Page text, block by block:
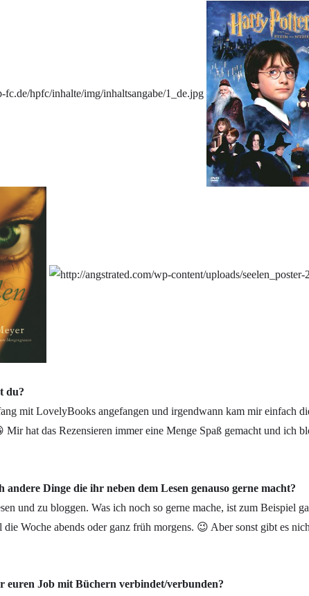
du?
mit LovelyBooks angefangen und irgendwann kam mir einfach
Mir hat das Rezensieren immer eine Menge Spaß gemacht und ich
andere Dinge die ihr neben dem Lesen genauso gerne macht?
und zu bloggen. Was ich noch so gerne mache, ist zum Beispiel
die Woche abends oder ganz früh morgens. 😉 Aber sonst gibt es
euren Job mit Büchern verbindet/verbunden?